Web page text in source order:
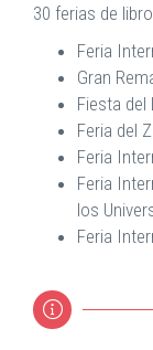
30 ferias de
Feria
Gran
Fiesta del
Feria del
Feria
Feria
los
Feria